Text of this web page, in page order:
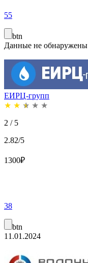
55
btn
Данные не обнаружены
ЕИРЦ-групп
★ ★ ★ ★ ★
2 / 5
2.82/5
1300₽
38
btn
11.01.2024